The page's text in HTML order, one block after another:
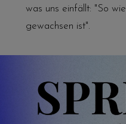
was uns einfällt: "So
gewachsen ist".